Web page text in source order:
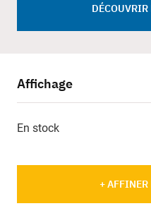
DÉCOUVRIR
Affichage
En stock
+ AFFINER